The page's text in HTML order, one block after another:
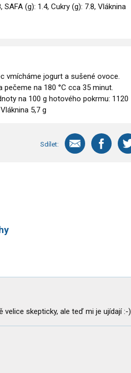
SAFA (g): 1.4, Cukry (g): 7.8, Vláknina
vmícháme jogurt a sušené ovoce.
na 180 °C cca 35 minut.
na 100 g hotového pokrmu: 1120
5,7 g
Sdílet:
velice skepticky, ale teď mi je ujídají :-)